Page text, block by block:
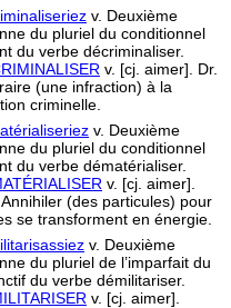
v. Deuxième
du pluriel du conditionnel
du verbe décriminaliser.
v. [cj. aimer]. Dr.
(une infraction) à la
criminelle.
v. Deuxième
du pluriel du conditionnel
du verbe dématérialiser.
v. [cj. aimer].
Annihiler (des particules) pour
se transforment en énergie.
v. Deuxième
du pluriel de l’imparfait du
du verbe démilitariser.
v. [cj. aimer].